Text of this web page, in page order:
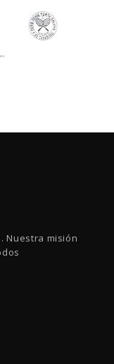
Nuestra misión